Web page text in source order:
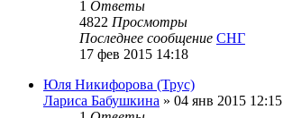
1 Ответы
4822 Просмотры
Последнее сообщение СНГ
17 фев 2015 14:18
Юля Никифорова (Трус)
Лариса Бабушкина » 04 янв 2015 12:15